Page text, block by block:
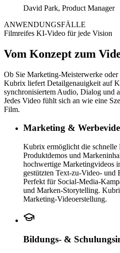
David Park, Product Manager
ANWENDUNGSFÄLLE
Filmreifes KI-Video für jede Vision
Vom Konzept zum
Ob Sie Marketing-Meisterwerke
Kubrix liefert Detailgenauigkeit auf
synchronisiertem Audio, Dialog und
Jedes Video fühlt sich an wie eine
Film.
Marketing &
Kubrix ermöglicht die schnelle
Produktdemos und
hochwertige Marketingvideos
gestützten Text-zu-Video-
Perfekt für Social-Media-
und Marken-Storytelling.
Marketing-Videoerstellung.
Bildungs- &